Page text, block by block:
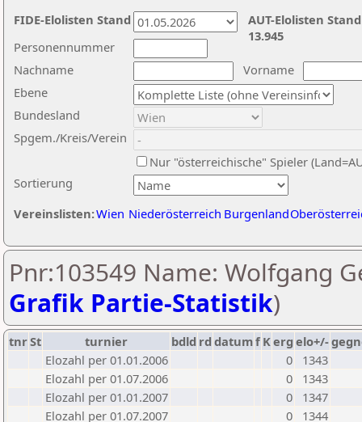
Nachname
Vorname
Ebene
Sortierung
Personennummer
Bundesland
Spgem./Kreis/Verein
Nur "österreichische" Spieler
Vereinslisten:Wien Niederösterreich Burgenland
AUT-Elolisten
13.945
FIDE-Elolisten Stand
Pnr:103549 Name: Wolfgang
Grafik Partie-Statistik)
tnrSt turnier bdld rd datumf Kerg elo+/-
Elozahl per 01.01.2006
0
1343
Elozahl per 01.07.2006
0
1343
Elozahl per 01.01.2007
0
1347
Elozahl per 01.07.2007
0
1344